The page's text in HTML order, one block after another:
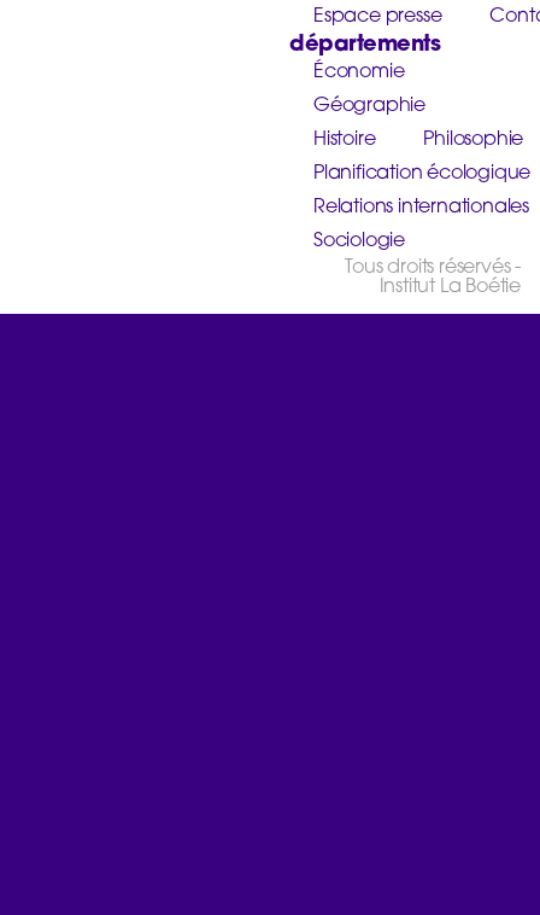
Espace presse
départements
Économie
Géographie
Histoire
Philosophie
Planification écologique
Relations internationales
Sociologie
Tous droits réservés -
Institut La Boétie